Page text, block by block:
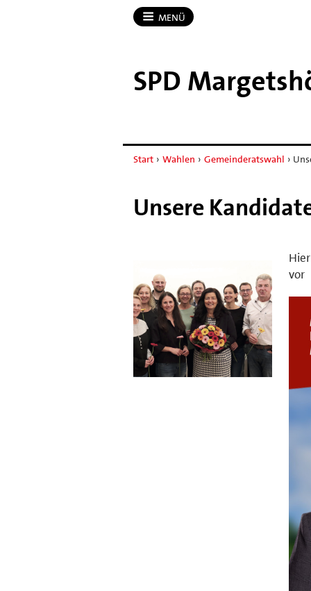
MENÜ
SPD
Start › Wahlen › Gemeinderatswahl ›
Unsere
vor